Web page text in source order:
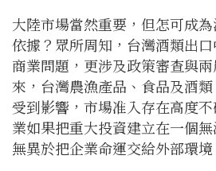
大陸市場當然重要，但怎可成
依據？眾所周知，台灣酒類出
商業問題，更涉及政策審查與
來，台灣農漁產品、食品及酒
受到影響，市場准入存在高度
業如果把重大投資建立在一個無
無異於把企業命運交給外部環境